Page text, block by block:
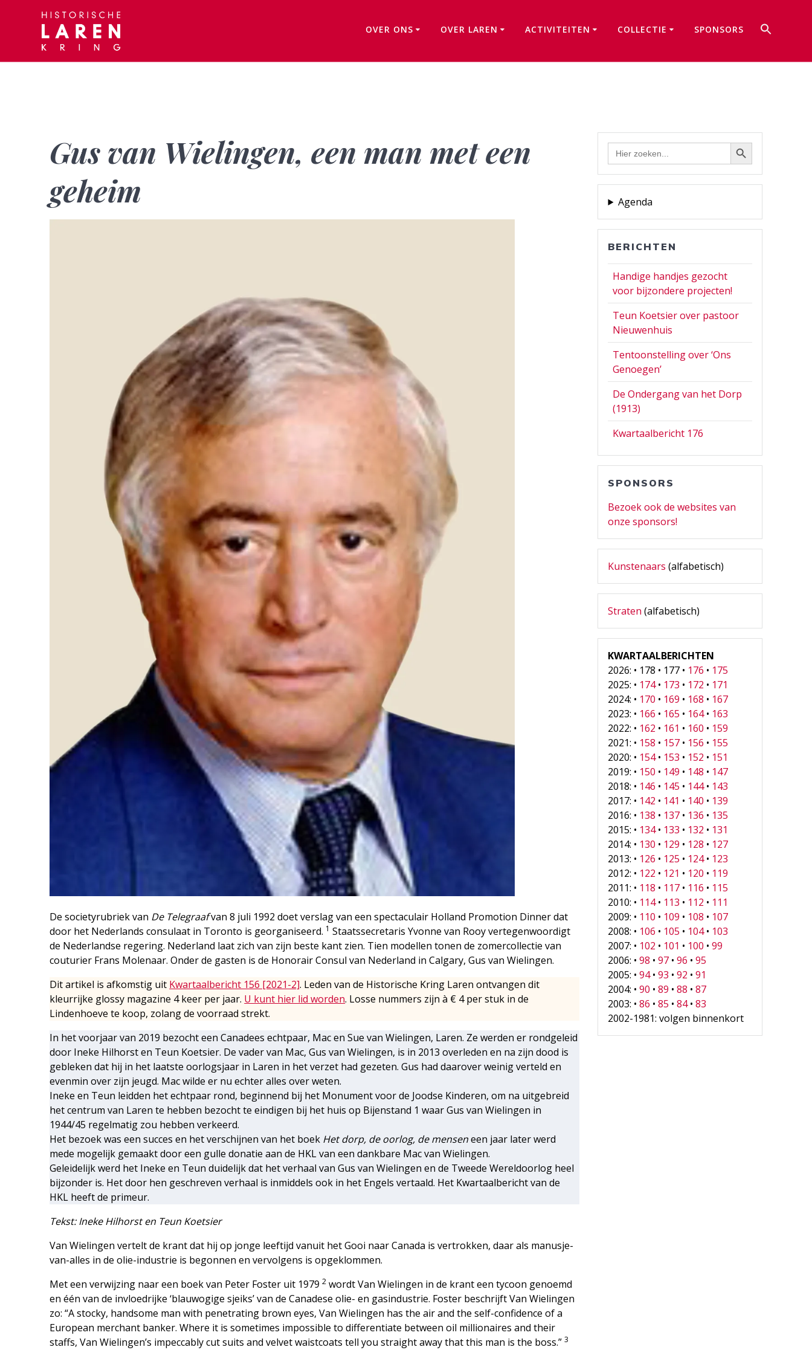
OVER ONS OVER LAREN ACTIVITEITEN COLLECTIE SPONSORS
Gus van Wielingen, een man met een
geheim
De societyrubriek van De Telegraafvan 8 juli 1992 doet verslag van een spectaculair Holland Promotion Dinner dat
door het Nederlands consulaat in Toronto is georganiseerd. 1 Staatssecretaris Yvonne van Rooy vertegenwoordigt
de Nederlandse regering. Nederland laat zich van zijn beste kant zien. Tien modellen tonen de zomercollectie van
couturier Frans Molenaar. Onder de gasten is de Honorair Consul van Nederland in ­Calgary, Gus van Wielingen.
Dit artikel is afkomstig uit Kwartaalbericht 156 [2021-2]. Leden van de Historische Kring Laren ontvangen dit
kleurrijke glossy magazine 4 keer per jaar. U kunt hier lid worden. Losse nummers zijn à € 4 per stuk in de
Lindenhoeve te koop, zolang de voorraad strekt.
In het voorjaar van 2019 bezocht een Canadees echtpaar, Mac en Sue van Wielingen, Laren. Ze werden er rondgeleid
door Ineke Hilhorst en Teun Koetsier. De vader van Mac, Gus van Wielingen, is in 2013 overleden en na zijn dood is
gebleken dat hij in het laatste oorlogsjaar in Laren in het verzet had gezeten. Gus had daarover weinig verteld en
evenmin over zijn jeugd. Mac wilde er nu echter alles over weten.
Ineke en Teun leidden het echtpaar rond, beginnend bij het Monument voor de Joodse Kinderen, om na uitgebreid
het centrum van Laren te hebben bezocht te eindigen bij het huis op Bijenstand 1 waar Gus van Wielingen in
1944/45 regelmatig zou hebben verkeerd.
Het bezoek was een succes en het verschijnen van het boek Het dorp, de oorlog, de menseneen jaar later werd
mede mogelijk gemaakt door een gulle donatie aan de HKL van een dankbare Mac van Wielingen.
Geleidelijk werd het Ineke en Teun duidelijk dat het verhaal van Gus van Wielingen en de Tweede Wereldoorlog heel
bijzonder is. Het door hen geschreven verhaal is inmiddels ook in het Engels vertaald. Het Kwartaalbericht van de
HKL heeft de primeur.
Tekst: Ineke Hilhorst en Teun Koetsier
Van Wielingen vertelt de krant dat hij op jonge leeftijd vanuit het Gooi naar Canada is vertrokken, daar als manusje-
van-alles in de olie-industrie is begonnen en vervolgens is opgeklommen.
Met een verwijzing naar een boek van Peter Foster uit 1979 2 wordt Van Wielingen in de krant een tycoon genoemd
en één van de invloedrijke ‘blauwogige sjeiks’ van de ­Canadese olie- en gasindustrie. Foster ­beschrijft Van Wielingen
zo: “A stocky, handsome man with penetrating brown ­eyes, Van Wielingen has the air and the self-confidence of a
European merchant banker. Where it is sometimes impossible to differentiate between oil millionaires and their
staffs, Van Wielingen’s impeccably cut suits and velvet waistcoats tell you straight away that this man is the boss.” 3
Zoek
naar:
Zoekknop
Agenda
BERICHTEN
Handige handjes gezocht
voor bijzondere projecten!
Teun Koetsier over pastoor
Nieuwenhuis
Tentoonstelling over ‘Ons
Genoegen’
De Ondergang van het Dorp
(1913)
Kwartaalbericht 176
SPONSORS
Bezoek ook de websites van
onze sponsors!
Kunstenaars (alfabetisch)
Straten (alfabetisch)
KWARTAALBERICHTEN
2026: • 178 • 177 • 176 • 175
2025: • 174• 173 • 172 • 171
2024: • 170 • 169 • 168 • 167
2023: • 166 • 165 • 164• 163
2022: • 162 • 161 • 160 • 159
2021: • 158 • 157 • 156 • 155
2020: • 154• 153 • 152 • 151
2019: • 150 • 149 • 148 • 147
2018: • 146 • 145 • 144• 143
2017: • 142 • 141 • 140 • 139
2016: • 138 • 137 • 136 • 135
2015: • 134• 133 • 132 • 131
2014: • 130 • 129 • 128 • 127
2013: • 126 • 125 • 124• 123
2012: • 122 • 121 • 120 • 119
2011: • 118 • 117 • 116 • 115
2010: • 114• 113 • 112 • 111
2009: • 110 • 109 • 108 • 107
2008: • 106 • 105 • 104• 103
2007: • 102 • 101 • 100 •99
2006: •98 •97 •96 •95
2005: •94•93 •92 •91
2004: •90 •89 •88 •87
2003: •86 •85 •84•83
2002-1981: volgen binnenkort